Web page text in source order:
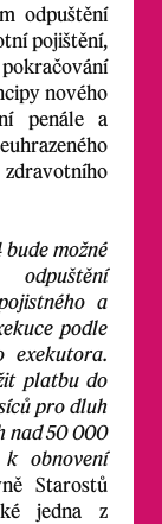
odpuštění
pojištění,
nového
penále a
bude možné
a
podle
exekutora.
platbu do
pro dluh
nad 50 000
k obnovení
Starostů
jedna z